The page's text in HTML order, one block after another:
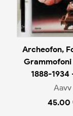
Archeofon,
Grammofoni
1888-1934
Aavv
45.00